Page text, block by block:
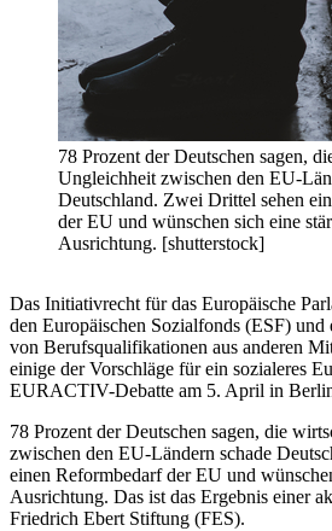
78 Prozent der Deutschen sagen,
Ungleichheit zwischen den EU-
Deutschland. Zwei Drittel sehen
der EU und wünschen sich eine
Ausrichtung. [shutterstock]
Das Initiativrecht für das Europäische
den Europäischen Sozialfonds (ESF) und
von Berufsqualifikationen aus anderen
einige der Vorschläge für ein sozialeres
EURACTIV-Debatte am 5. April in
78 Prozent der Deutschen sagen, die
zwischen den EU-Ländern schade
einen Reformbedarf der EU und
Ausrichtung. Das ist das Ergebnis einer
Friedrich Ebert Stiftung (FES).